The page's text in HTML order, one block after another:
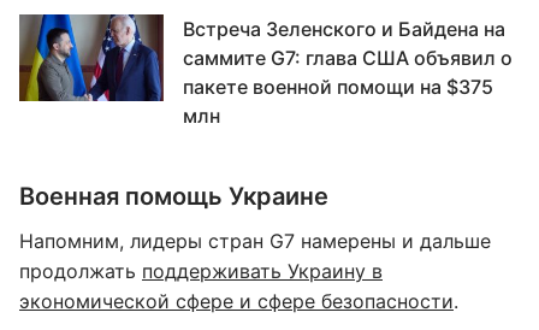
Встреча Зеленского и Байдена на
саммите G7: глава США объявил о
пакете военной помощи на $375
млн
Военная помощь Украине
Напомним, лидеры стран G7 намерены и дальше
продолжать поддерживать Украину в
экономической сфере и сфере безопасности.